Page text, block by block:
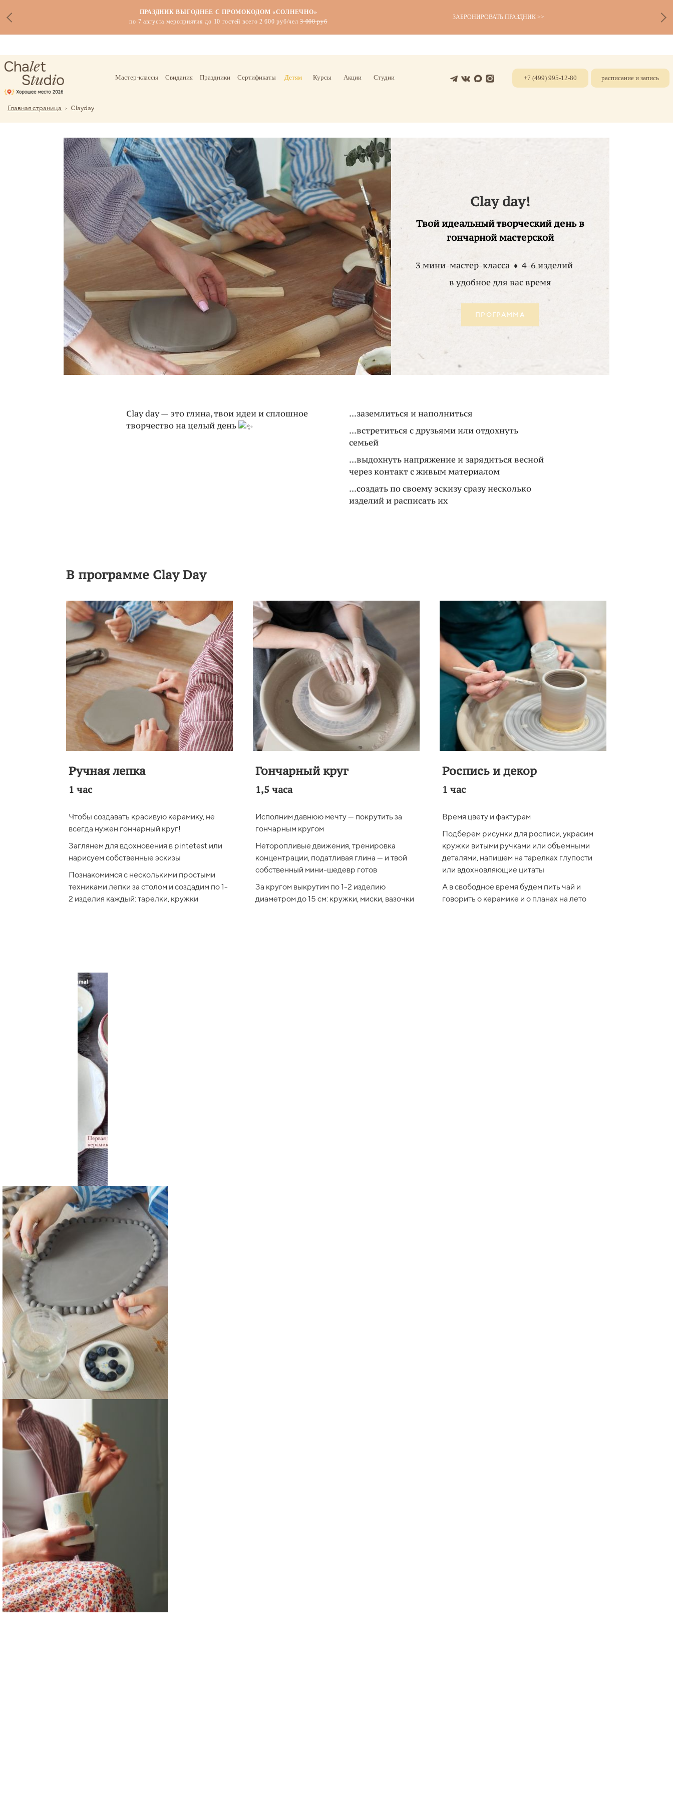
СТАРТ КУРСА ДЛЯ ДЕТЕЙ«ПОЛЕПИКА»
каникулы — время лепить волшебные миры!
ПОДРОБНОСТИ И ЗАПИСЬ >>
Мастер-классы Свидания Праздники Сертификаты Детям Курсы Акции Студии +7 (499) 995-12-80 расписание и запись
Главная страница › Clayday
Clay day!
Твой идеальный творческий день в
гончарной мастерской
3 мини-мастер-класса ♦ 4-6 изделий
в удобное для вас время
ПРОГРАММА
Clay day — это глина, твои идеи и сплошное
творчество на целый день
...заземлиться и наполниться
...встретиться с друзьями или отдохнуть
семьей
...выдохнуть напряжение и зарядиться весной
через контакт с живым материалом
...создать по своему эскизу сразу несколько
изделий и расписать их
В программе Clay Day
Ручная лепка
1 час
Чтобы создавать красивую керамику, не
всегда нужен гончарный круг!
Заглянем для вдохновения в pintetest или
нарисуем собственные эскизы
Познакомимся с несколькими простыми
техниками лепки за столом и создадим по 1-
2 изделия каждый: тарелки, кружки
Гончарный круг
1,5 часа
Исполним давнюю мечту — покрутить за
гончарным кругом
Неторопливые движения, тренировка
концентрации, податливая глина — и твой
собственный мини-шедевр готов
За кругом выкрутим по 1-2 изделию
диаметром до 15 см: кружки, миски, вазочки
Роспись и декор
1 час
Время цвету и фактурам
Подберем рисунки для росписи, украсим
кружки витыми ручками или объемными
деталями, напишем на тарелках глупости
или вдохновляющие цитаты
А в свободное время будем пить чай и
говорить о керамике и о планах на лето